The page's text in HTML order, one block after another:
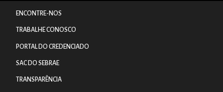
ENCONTRE-NOS
TRABALHE CONOSCO
PORTAL DO CREDENCIADO
SAC DO SEBRAE
TRANSPARÊNCIA